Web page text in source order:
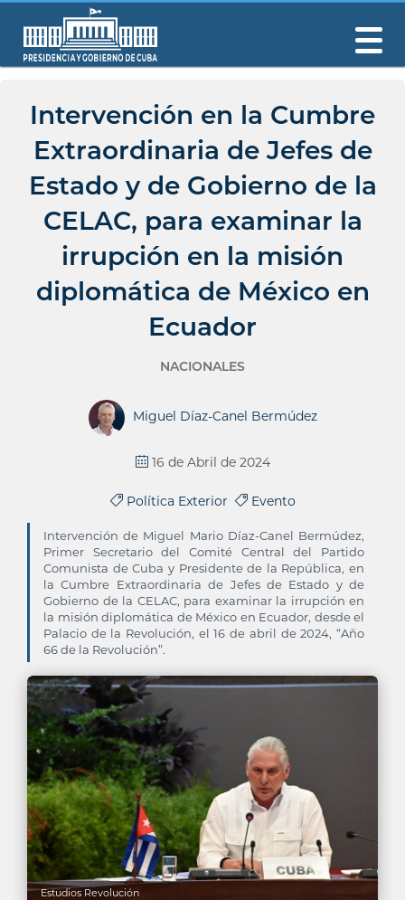
Intervención en la Cumbre
Extraordinaria de Jefes de
Estado y de Gobierno de la
CELAC, para examinar la
irrupción en la misión
diplomática de México en
Ecuador
NACIONALES
Miguel Díaz-Canel Bermúdez
16 de Abril de 2024
Política Exterior Evento
Intervención de Miguel Mario Díaz-Canel Bermúdez,
Primer Secretario del Comité Central del Partido
Comunista de Cuba y Presidente de la República, en
la Cumbre Extraordinaria de Jefes de Estado y de
Gobierno de la CELAC, para examinar la irrupción en
la misión diplomática de México en Ecuador, desde el
Palacio de la Revolución, el 16 de abril de 2024, “Año
66 de la Revolución”.
Estudios Revolución